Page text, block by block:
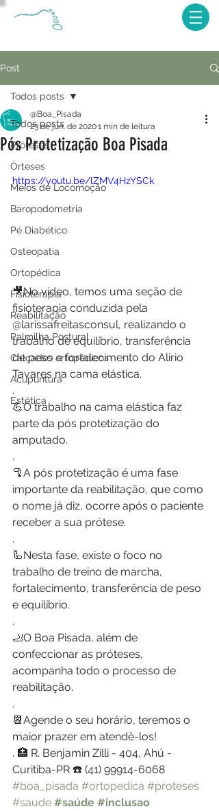
Post
Todos posts
Próteses
Órteses
Meios de Locomoção
Baropodometria
Pé Diabético
Osteopatia
Ortopédica
Fisioterapia
Reabilitação
Palmilha Postural
Calçados ortopédicos
Acupuntura
Estética
Todos posts
Pós Protetização Boa Pisada
@Boa_Pisada
23 de jun. de 20201 min de leitura
https://youtu.be/lZMV4HzYSCk
🎥No vídeo, temos uma seção de
fisioterapia conduzida pela
@larissafreitasconsul, realizando o
trabalho de equilíbrio, transferência
de peso e fortalecimento do Alirio
Tavares na cama elástica.
.
💪O trabalho na cama elástica faz
parte da pós protetização do
amputado.
.
🦿A pós protetização é uma fase
importante da reabilitação, que como
o nome já diz, ocorre após o paciente
receber a sua prótese.
.
🦾Nesta fase, existe o foco no
trabalho de treino de marcha,
fortalecimento, transferência de peso
e equilíbrio.
.
🦶O Boa Pisada, além de
confeccionar as próteses,
acompanha todo o processo de
reabilitação.
.
📆Agende o seu horário, teremos o
maior prazer em atendê-los!
. 🏥 R. Benjamin Zilli - 404, Ahú -
Curitiba-PR ☎️ (41) 99914-6068
#boa_pisada #ortopedica #proteses
#saude #saúde #inclusao